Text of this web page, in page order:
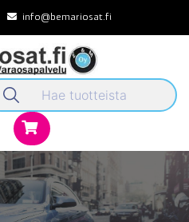
info@bemariosat.fi